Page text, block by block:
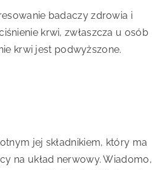
badaczy zdrowia i
krwi, zwłaszcza u osób
krwi jest podwyższone.
jej składnikiem, który ma
na układ nerwowy. Wiadomo,